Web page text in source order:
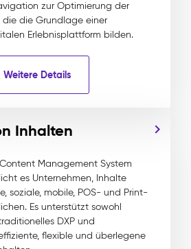
zur Optimierung der
die die Grundlage einer
Erlebnisplattform bilden.
Weitere Details
Inhalten
Management System
es Unternehmen, Inhalte
soziale, mobile, POS- und Print-
Es unterstützt sowohl
DXP und
flexible und überlegene